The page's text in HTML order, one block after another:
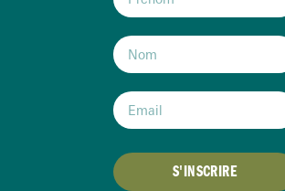
S'INSCRIRE